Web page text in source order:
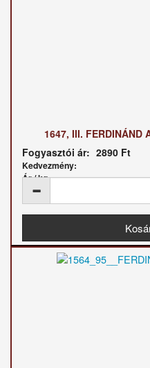
1647, III. FERDINÁND
Fogyasztói ár: 2890 Ft
Kedvezmény:
Ár / kg: